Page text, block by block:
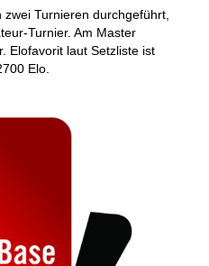
Turnieren durchgeführt,
Turnier. Am Master
Elofavorit laut Setzliste ist
Elo.